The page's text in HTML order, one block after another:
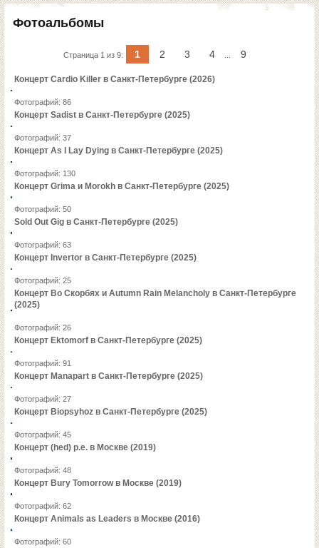
Фотоальбомы
Страница 1 из 9: 1 2 3 4 9
Концерт Cardio Killer в Санкт-Петербурге (2026)
Фотографий: 86
Концерт Sadist в Санкт-Петербурге (2025)
Фотографий: 37
Концерт As I Lay Dying в Санкт-Петербурге (2025)
Фотографий: 130
Концерт Grima и Morokh в Санкт-Петербурге (2025)
Фотографий: 50
Sold Out Gig в Санкт-Петербурге (2025)
Фотографий: 63
Концерт Invertor в Санкт-Петербурге (2025)
Фотографий: 25
Концерт Во Скорбях и Autumn Rain Melancholy в Санкт-Петербурге
(2025)
Фотографий: 26
Концерт Ektomorf в Санкт-Петербурге (2025)
Фотографий: 91
Концерт Manapart в Санкт-Петербурге (2025)
Фотографий: 27
Концерт Biopsyhoz в Санкт-Петербурге (2025)
Фотографий: 45
Концерт (hed) p.e. в Москве (2019)
Фотографий: 48
Концерт Bury Tomorrow в Москве (2019)
Фотографий: 62
Концерт Animals as Leaders в Москве (2016)
Фотографий: 60